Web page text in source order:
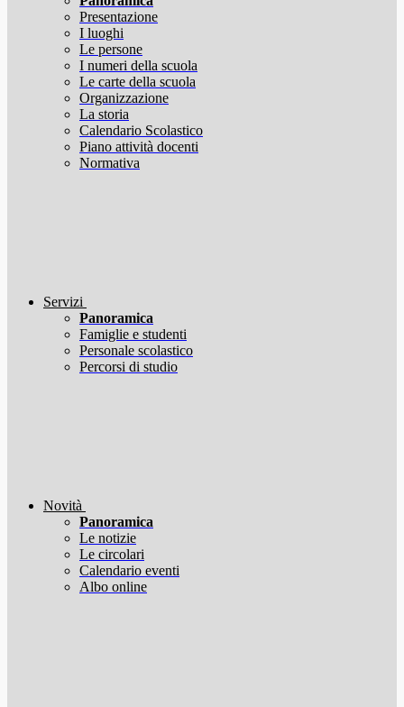
Presentazione
I luoghi
Le persone
I numeri della scuola
Le carte della scuola
Organizzazione
La storia
Calendario Scolastico
Piano attività docenti
Normativa
Servizi
Panoramica
Famiglie e studenti
Personale scolastico
Percorsi di studio
Novità
Panoramica
Le notizie
Le circolari
Calendario eventi
Albo online